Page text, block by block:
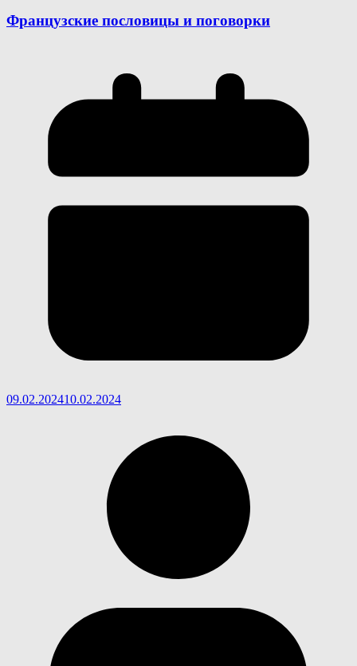
Французские пословицы и поговорки
09.02.202410.02.2024